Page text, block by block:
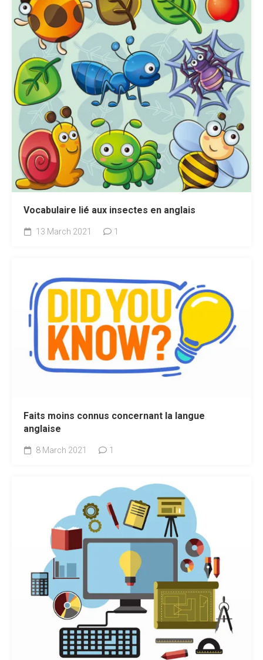
Vocabulaire lié aux insectes en anglais
13 March 2021 1
Faits moins connus concernant la langue
anglaise
8 March 2021 1